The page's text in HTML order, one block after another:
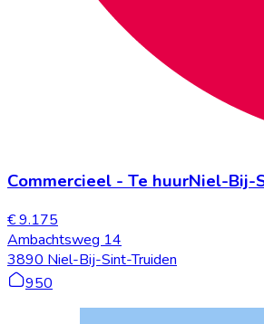
Commercieel - Te huurNiel-Bij-
€ 9.175
Ambachtsweg 14
3890 Niel-Bij-Sint-Truiden
950